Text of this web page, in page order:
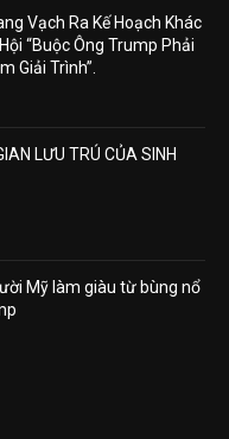
Vạch Ra Kế Hoạch Khác
“Buộc Ông Trump Phải
Giải Trình”.
LƯU TRÚ CỦA SINH
Mỹ làm giàu từ bùng nổ